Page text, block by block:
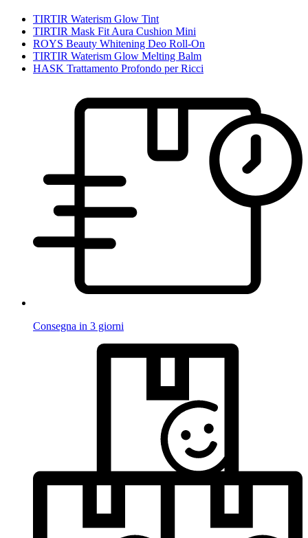
TIRTIR Waterism Glow Tint
TIRTIR Mask Fit Aura Cushion Mini
ROYS Beauty Whitening Deo Roll-On
TIRTIR Waterism Glow Melting Balm
HASK Trattamento Profondo per Ricci
Consegna in 3 giorni